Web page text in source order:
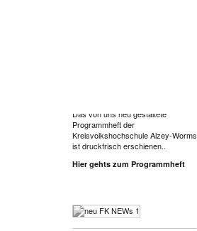
Das von uns neu gestaltete
Programmheft der
Kreisvolkshochschule Alzey-Worms
ist druckfrisch erschienen..
Hier gehts zum Programmheft